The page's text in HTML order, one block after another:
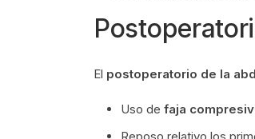
El postoperatorio de la
Uso de faja